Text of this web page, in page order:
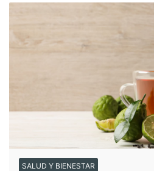
SALUD Y BIENESTAR